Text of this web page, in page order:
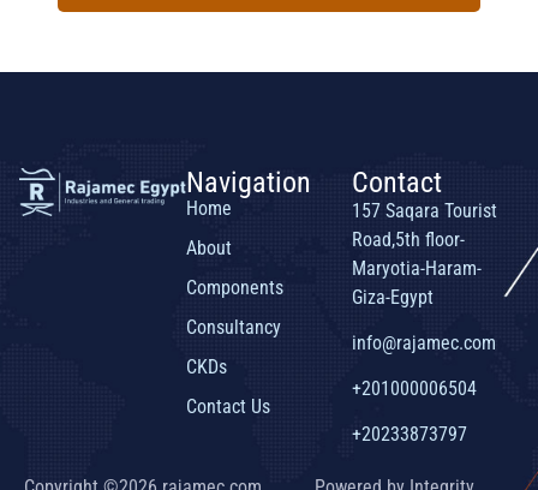
Navigation
Home
About
Components
Consultancy
CKDs
Contact Us
Contact
157 Saqara Tourist
Road,5th floor-
Maryotia-Haram-
Giza-Egypt
info@rajamec.com
+201000006504
+20233873797